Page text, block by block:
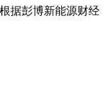
据彭博新能源财经